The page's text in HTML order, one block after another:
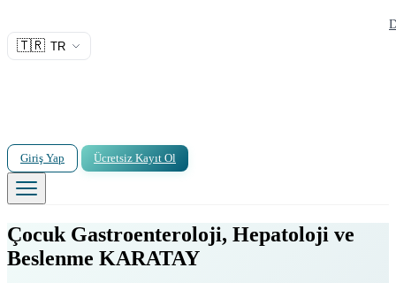
🇹🇷 TR
Giriş Yap Ücretsiz Kayıt Ol
Çocuk Gastroenteroloji, Hepatoloji ve
Beslenme KARATAY